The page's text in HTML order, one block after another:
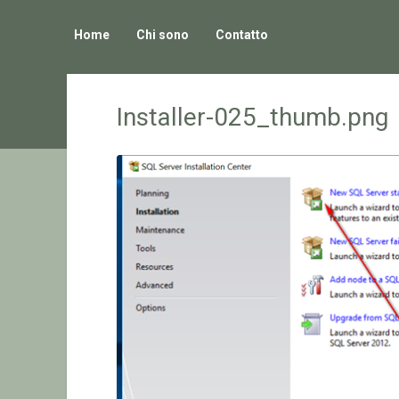
Home Chi sono Contatto
Installer-025_thumb.png